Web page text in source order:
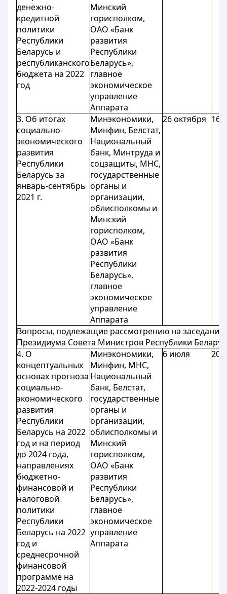
денежно-
кредитной
политики
Республики
Беларусь и
республиканского
бюджета на 2022
год
Минский
горисполком,
ОАО «Банк
развития
Республики
Беларусь»,
главное
экономическое
управление
Аппарата
3. Об итогах
социально-
экономического
развития
Республики
Беларусь за
январь-сентябрь
2021 г.
Минэкономики,
Минфин, Белстат,
Национальный
банк, Минтруда и
соцзащиты, МНС,
государственные
органы и
организации,
облисполкомы и
Минский
горисполком,
ОАО «Банк
развития
Республики
Беларусь»,
главное
экономическое
управление
Аппарата
26 октября 16
Вопросы, подлежащие рассмотрению на
Президиума Совета Министров Республики
4. О
концептуальных
основах прогноза
социально-
экономического
развития
Республики
Беларусь на 2022
год и на период
до 2024 года,
направлениях
бюджетно-
финансовой и
налоговой
политики
Республики
Беларусь на 2022
год и
среднесрочной
финансовой
программе на
2022-2024 годы
Минэкономики,
Минфин, МНС,
Национальный
банк, Белстат,
государственные
органы и
организации,
облисполкомы и
Минский
горисполком,
ОАО «Банк
развития
Республики
Беларусь»,
главное
экономическое
управление
Аппарата
6 июля 20